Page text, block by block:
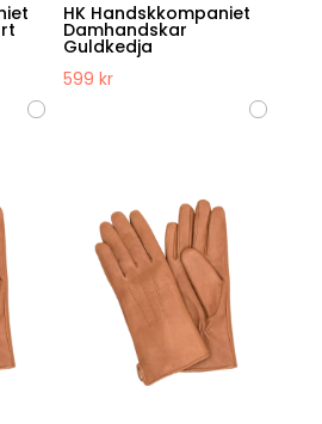
HK Handskkompaniet
Damhandskar
Guldkedja
599kr